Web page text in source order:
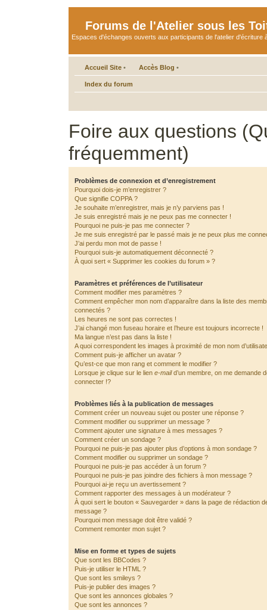
Forums de l'Atelier sous les
Espaces d'échanges ouverts aux participants de l'atelier d'écriture
Accueil Site • Accès Blog •
Index du forum
Foire aux questions
fréquemment)
Problèmes de connexion et d’enregistrement
Pourquoi dois-je m’enregistrer ?
Que signifie COPPA ?
Je souhaite m’enregistrer, mais je n’y parviens pas !
Je suis enregistré mais je ne peux pas me connecter !
Pourquoi ne puis-je pas me connecter ?
Je me suis enregistré par le passé mais je ne peux plus me
J’ai perdu mon mot de passe !
Pourquoi suis-je automatiquement déconnecté ?
À quoi sert « Supprimer les cookies du forum » ?
Paramètres et préférences de l’utilisateur
Comment modifier mes paramètres ?
Comment empêcher mon nom d’apparaître dans la liste des
connectés ?
Les heures ne sont pas correctes !
J’ai changé mon fuseau horaire et l’heure est toujours incorrecte !
Ma langue n’est pas dans la liste !
A quoi correspondent les images à proximité de mon nom
Comment puis-je afficher un avatar ?
Qu’est-ce que mon rang et comment le modifier ?
Lorsque je clique sur le lien e-maild’un membre, on me demande
connecter !?
Problèmes liés à la publication de messages
Comment créer un nouveau sujet ou poster une réponse ?
Comment modifier ou supprimer un message ?
Comment ajouter une signature à mes messages ?
Comment créer un sondage ?
Pourquoi ne puis-je pas ajouter plus d’options à mon sondage ?
Comment modifier ou supprimer un sondage ?
Pourquoi ne puis-je pas accéder à un forum ?
Pourquoi ne puis-je pas joindre des fichiers à mon message ?
Pourquoi ai-je reçu un avertissement ?
Comment rapporter des messages à un modérateur ?
À quoi sert le bouton « Sauvegarder » dans la page de rédaction
message ?
Pourquoi mon message doit être validé ?
Comment remonter mon sujet ?
Mise en forme et types de sujets
Que sont les BBCodes ?
Puis-je utiliser le HTML ?
Que sont les smileys ?
Puis-je publier des images ?
Que sont les annonces globales ?
Que sont les annonces ?